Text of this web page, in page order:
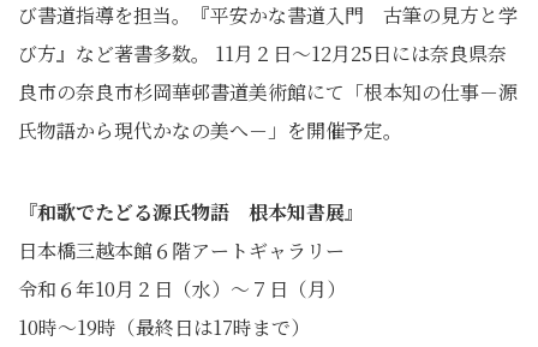
び書道指導を担当。『平安かな書道入門 古筆の見方と学
び方』など著書多数。 11月２日～12月25日には奈良県奈
良市の奈良市杉岡華邨書道美術館にて「根本知の仕事－源
氏物語から現代かなの美へ－」を開催予定。
『和歌でたどる源氏物語 根本知書展』
日本橋三越本館６階アートギャラリー
令和６年10月２日（水）～７日（月）
10時～19時（最終日は17時まで）